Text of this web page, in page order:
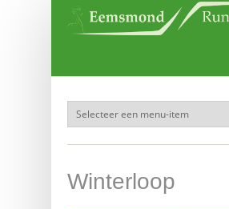
Overslaan en naar de inhoud gaan
Winterloop